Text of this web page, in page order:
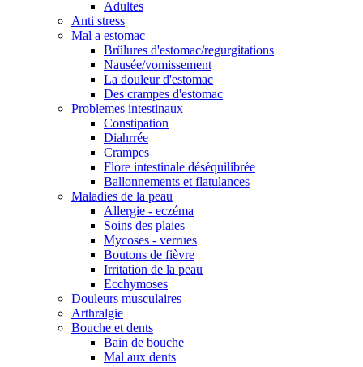
Adultes
Anti stress
Mal a estomac
Brülures d'estomac/regurgitations
Nausée/vomissement
La douleur d'estomac
Des crampes d'estomac
Problemes intestinaux
Constipation
Diahrrée
Crampes
Flore intestinale déséquilibrée
Ballonnements et flatulances
Maladies de la peau
Allergie - eczéma
Soins des plaies
Mycoses - verrues
Boutons de fièvre
Irritation de la peau
Ecchymoses
Douleurs musculaires
Arthralgie
Bouche et dents
Bain de bouche
Mal aux dents